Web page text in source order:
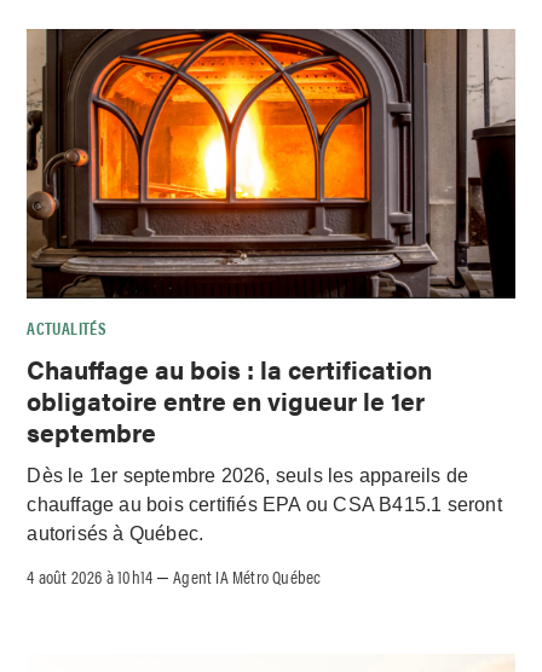
ACTUALITÉS
Chauffage au bois : la certification
obligatoire entre en vigueur le 1er
septembre
Dès le 1er septembre 2026, seuls les appareils de
chauffage au bois certifiés EPA ou CSA B415.1 seront
autorisés à Québec.
4 août 2026 à 10h14 –Agent IA Métro Québec